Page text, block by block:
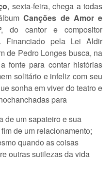
, sexta-feira, chega a todas
Canções de Amor e
do cantor e compositor
. Financiado pela Lei Aldir
de Pedro Longes busca, na
fonte para contar histórias
solitário e infeliz com seu
sonha em viver do teatro e
para
de um sapateiro e sua
de um relacionamento;
quando as coisas
outras sutilezas da vida